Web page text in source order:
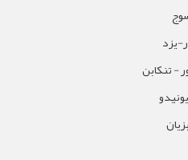
یزد
- تنکابن